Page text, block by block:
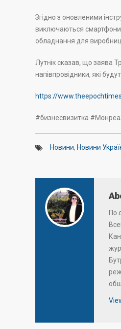
Згідно з оновленими
виключаються смартфони,
обладнання для
Лутнік сказав, що заява
напівпровідники, які
https://
#бизнесвизитка
Новини, Новини
По